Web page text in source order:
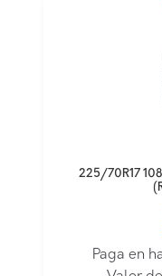
225/70R17
original
actual
Paga en